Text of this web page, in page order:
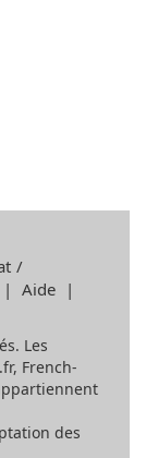
/
| Aide |
Les
French-
des